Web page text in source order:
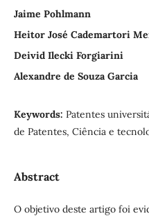
Jaime Pohlmann
Heitor José Cademartori
Deivid Ilecki Forgiarini
Alexandre de Souza Garcia
Keywords: Patentes
de Patentes, Ciência e
Abstract
O objetivo deste artigo foi